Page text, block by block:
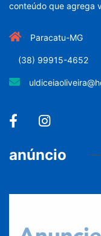
conteúdo que agrega
Paracatu-MG
(38) 99915-4652
anúncio